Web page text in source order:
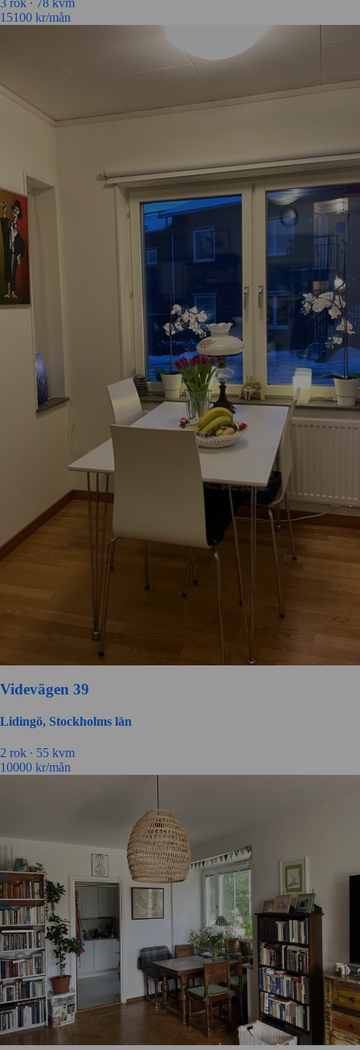
15100 kr/mån
Videvägen 39
Lidingö, Stockholms län
2 rok ∙ 55 kvm
10000 kr/mån